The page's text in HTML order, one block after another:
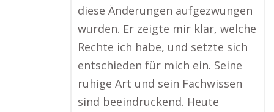
diese Änderungen aufgezwungen
wurden. Er zeigte mir klar, welche
Rechte ich habe, und setzte sich
entschieden für mich ein. Seine
ruhige Art und sein Fachwissen
sind beeindruckend. Heute